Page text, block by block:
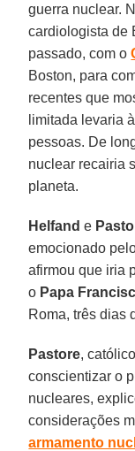
guerra nuclear.
cardiologista de
passado, com o
Boston, para
recentes que
limitada levaria
pessoas. De
nuclear recairia
planeta.
Helfand e
emocionado
afirmou que iria
o Papa
Roma, três dias
Pastore,
conscientizar o
nucleares,
considerações
armamento